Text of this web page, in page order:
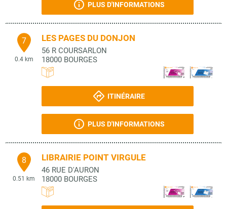
PLUS D'INFORMATIONS
7
0.4 km
LES PAGES DU DONJON
56 R COURSARLON
18000 BOURGES
ITINÉRAIRE
PLUS D'INFORMATIONS
8
0.51 km
LIBRAIRIE POINT VIRGULE
46 RUE D'AURON
18000 BOURGES